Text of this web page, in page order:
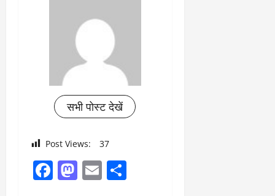
सभी पोस्ट देखें
Post Views: 37
Facebook
Mastodon
Email